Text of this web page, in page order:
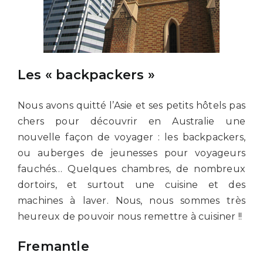
Les « backpackers »
Nous avons quitté l’Asie et ses petits hôtels pas
chers pour découvrir en Australie une
nouvelle façon de voyager : les backpackers,
ou auberges de jeunesses pour voyageurs
fauchés… Quelques chambres, de nombreux
dortoirs, et surtout une cuisine et des
machines à laver. Nous, nous sommes très
heureux de pouvoir nous remettre à cuisiner !!
Fremantle